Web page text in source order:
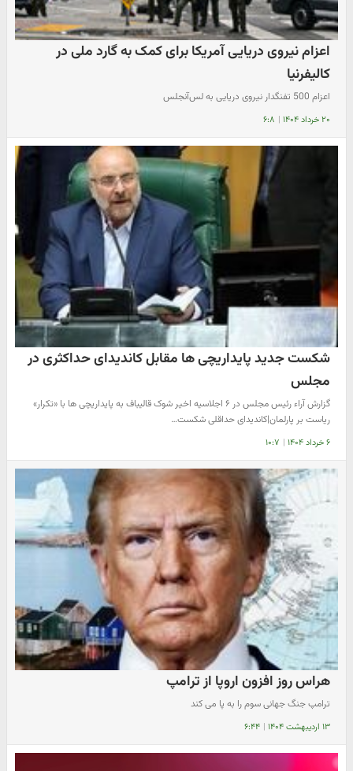
اعزام نیروی دریایی آمریکا برای کمک به گارد ملی در
کالیفرنیا
اعزام 500 تفنگدار نیروی دریایی به لس‌آنجلس
۲۰ خرداد ۱۴۰۴ | ۶:۸
شکست جدید پایداریچی ها مقابل کاندیدای حداکثری در
مجلس
گزارش آراء رئیس مجلس در ۶ اجلاسیه اخیر شوک قالیباف به پایداریچی ها با «تکرار»
ریاست بر پارلمان|کاندیدای حداقلی شکست…
۶ خرداد ۱۴۰۴ | ۱۰:۷
هراس روز افزون اروپا از ترامپ
ترامپ جنگ جهانی سوم را به پا می کند
۱۳ اردیبهشت ۱۴۰۴ | ۶:۴۴